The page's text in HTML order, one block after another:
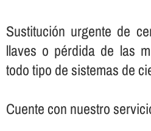
Sustitución urgente de
llaves o pérdida de las
todo tipo de sistemas de
Cuente con nuestro